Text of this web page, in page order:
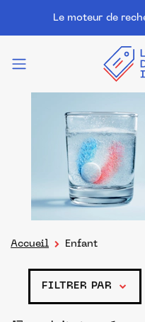
Le moteur de
Accueil Enfant
FILTRER PAR